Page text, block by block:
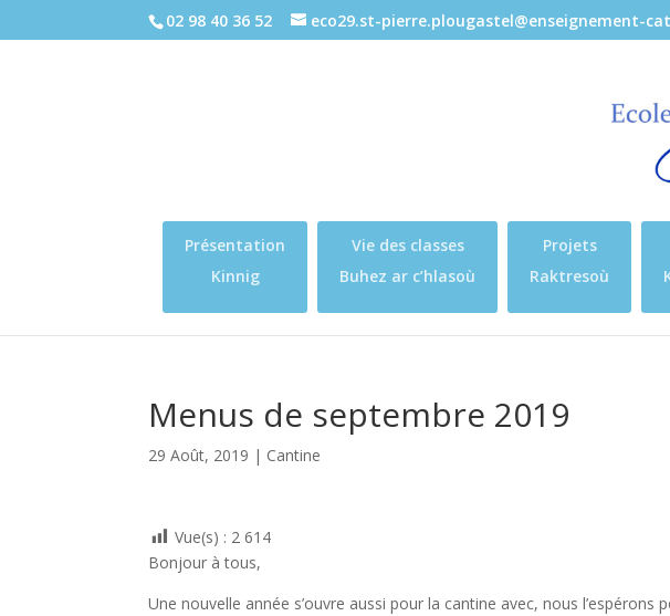
02 98 40 36 52 eco29.st-pierre.plougastel@enseignement-
Présentation
Kinnig
Vie des classes
Buhez ar c’hlasoù
Projets
Raktresoù
Menus de septembre 2019
29 Août, 2019 | Cantine
Vue(s) : 2 614
Bonjour à tous,
Une nouvelle année s’ouvre aussi pour la cantine avec, nous